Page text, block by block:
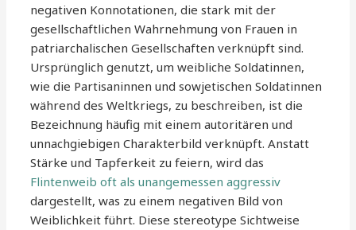
negativen Konnotationen, die stark mit der
gesellschaftlichen Wahrnehmung von Frauen in
patriarchalischen Gesellschaften verknüpft sind.
Ursprünglich genutzt, um weibliche Soldatinnen,
wie die Partisaninnen und sowjetischen Soldatinnen
während des Weltkriegs, zu beschreiben, ist die
Bezeichnung häufig mit einem autoritären und
unnachgiebigen Charakterbild verknüpft. Anstatt
Stärke und Tapferkeit zu feiern, wird das
Flintenweib oft als unangemessen aggressiv
dargestellt, was zu einem negativen Bild von
Weiblichkeit führt. Diese stereotype Sichtweise